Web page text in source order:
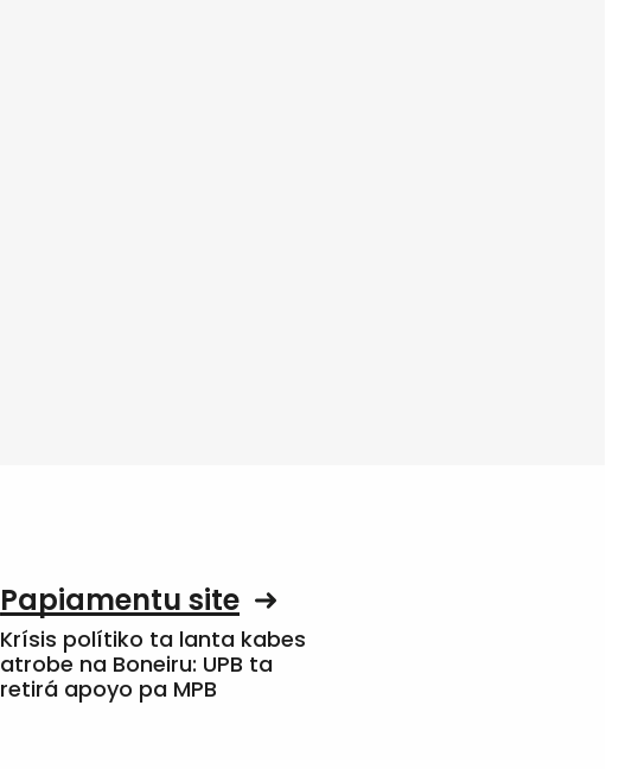
Papiamentu site
Krísis polítiko ta lanta kabes
atrobe na Boneiru: UPB ta
retirá apoyo pa MPB